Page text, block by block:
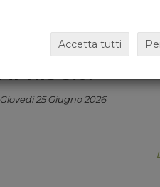
GRECO CON
3.0.
25 Giugno 2026
Accetta tutti